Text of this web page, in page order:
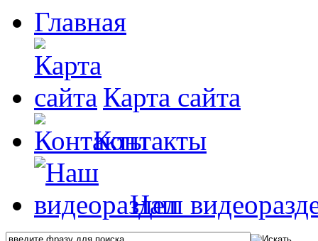
Главная
Карта сайта
Контакты
Наш